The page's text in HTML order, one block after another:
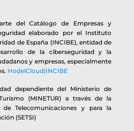
del Catálogo de Empresas y
elaborado por el Instituto
de España (INCIBE), entidad de
de la ciberseguridad y la
y empresas, especialmente
HodeiCloud|INCIBE
dependiente del Ministerio de
(MINETUR) a través de la
de Telecomunicaciones y para la
(SETSI)